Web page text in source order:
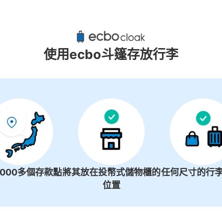
4個投幣式置物櫃
使用ecbo斗篷存放行李
多個存款點將其放在投幣式儲物櫃的
位置
任何尺寸的行